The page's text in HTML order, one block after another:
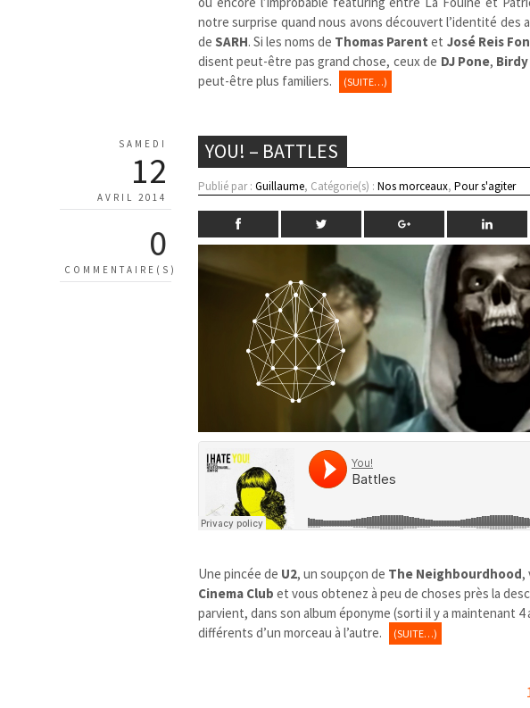
notre surprise quand nous avons découvert l’identité
deSARH. Si les noms de Thomas Parent et José Reis
disent peut-être pas grand chose, ceux de DJ Pone, Birdy
peut-être plus familiers.
(SUITE…)
SAMEDI
12
AVRIL 2014
0
COMMENTAIRE(S)
YOU! – BATTLES
Publié par :Guillaume, Catégorie(s) :Nos morceaux,Pour s'agiter
Une pincée de U2, un soupçon de The Neighbourdhood,
Cinema Club et vous obtenez à peu de choses près la
parvient, dans son album éponyme (sorti il y a maintenant
différents d’un morceau à l’autre.
(SUITE…)